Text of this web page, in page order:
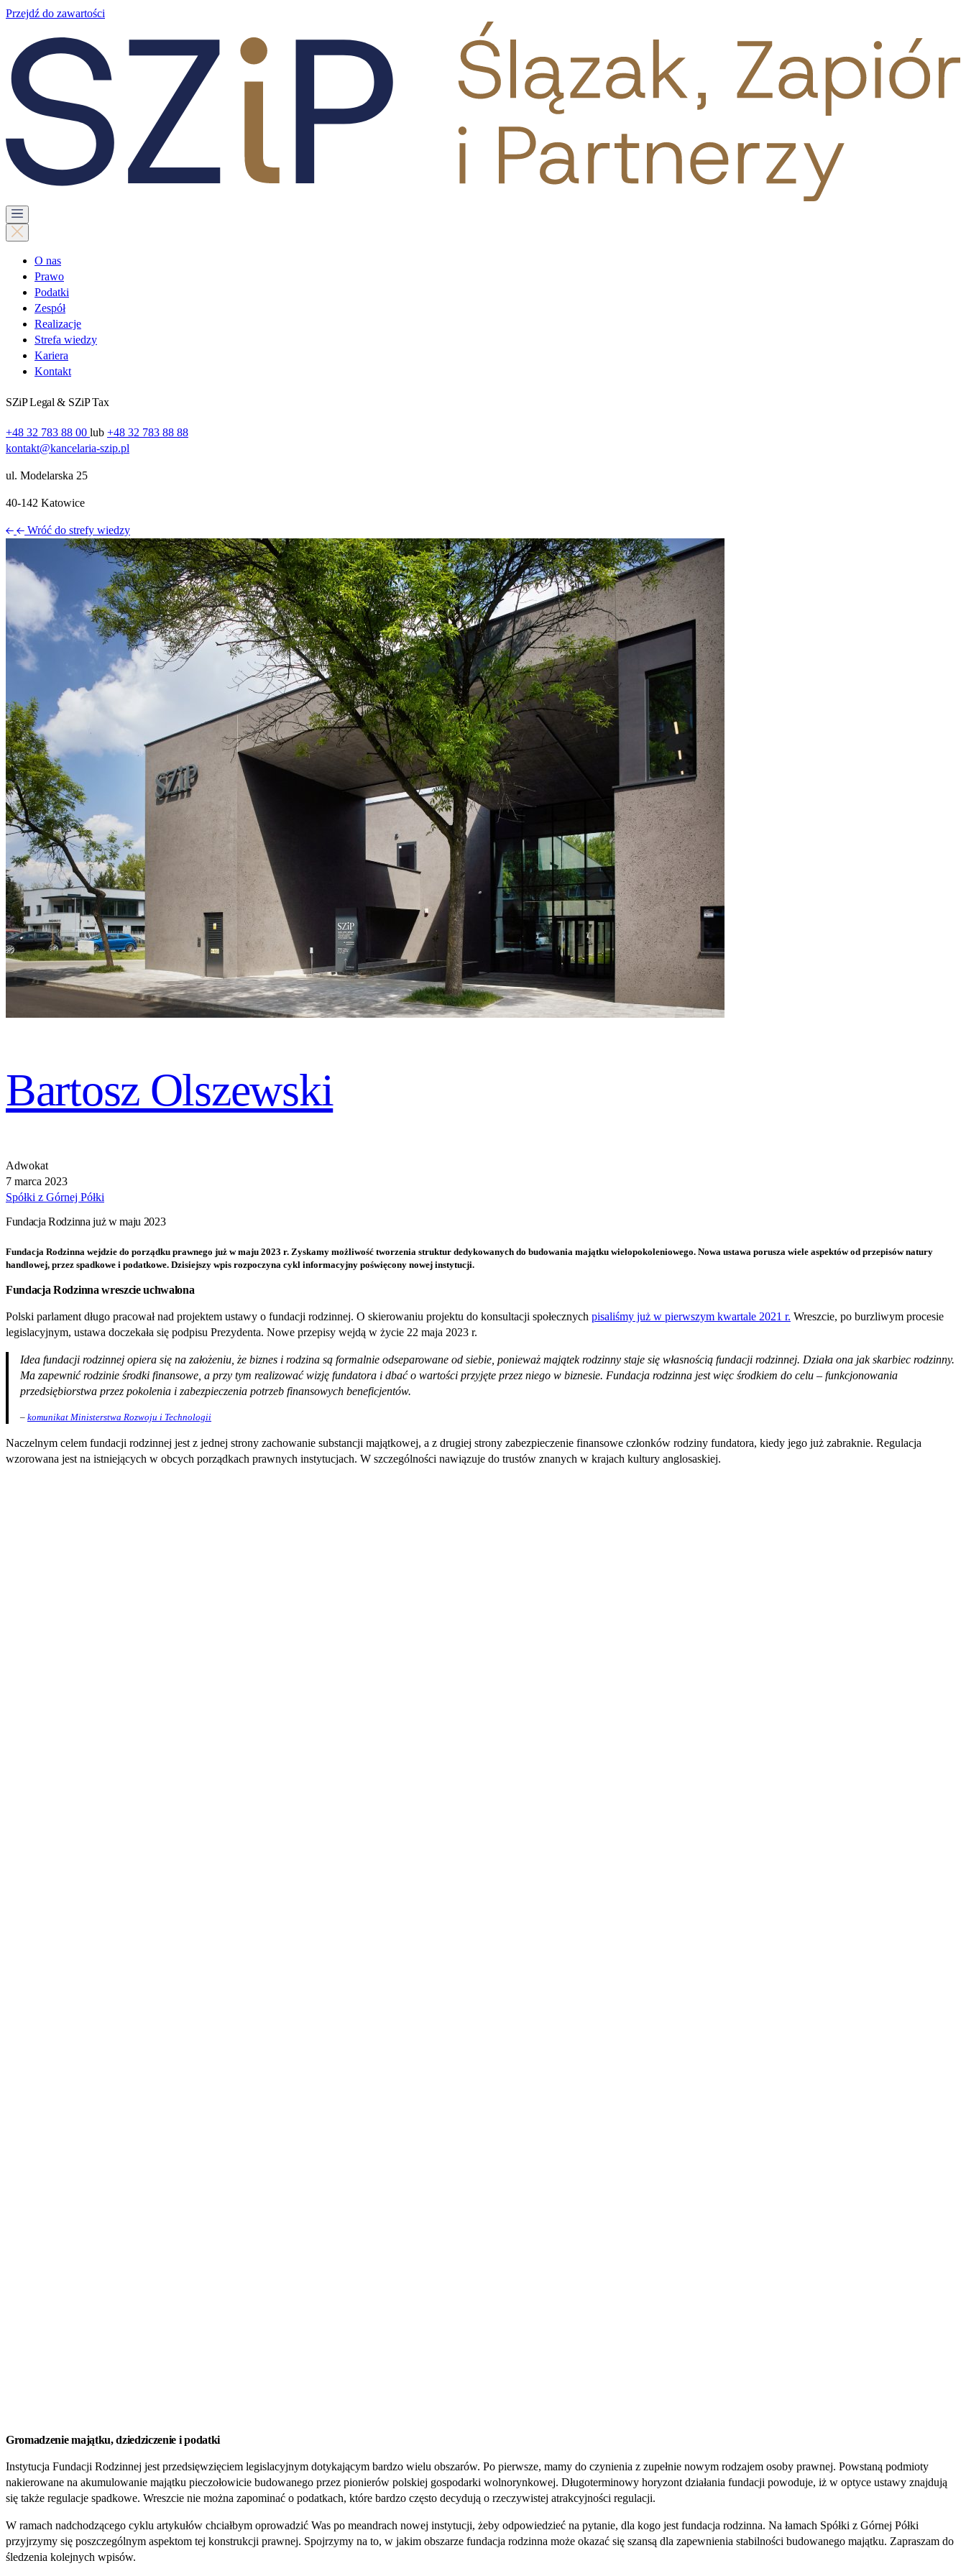
Przejdź do zawartości
O nas
Prawo
Podatki
Zespół
Realizacje
Strefa wiedzy
Kariera
Kontakt
SZiP Legal & SZiP Tax
+48 32 783 88 00 lub +48 32 783 88 88
kontakt@kancelaria-szip.pl
ul. Modelarska 25
40‑142 Katowice
Wróć do strefy wiedzy
Bartosz Olszewski
Adwokat
7 marca 2023
Spółki z Górnej Półki
Fundacja Rodzinna już w maju 2023
Fundacja Rodzinna wejdzie do porządku prawnego już w maju 2023 r. Zyskamy możliwość tworzenia struktur dedykowanych do budowania majątku wielopokoleniowego. Nowa ustawa porusza wiele aspektów od przepisów natury
handlowej, przez spadkowe i podatkowe. Dzisiejszy wpis rozpoczyna cykl informacyjny poświęcony nowej instytucji.
Fundacja Rodzinna wreszcie uchwalona
Polski parlament długo pracował nad projektem ustawy o fundacji rodzinnej. O skierowaniu projektu do konsultacji społecznych pisaliśmy już w pierwszym kwartale 2021 r. Wreszcie, po burzliwym procesie
legislacyjnym, ustawa doczekała się podpisu Prezydenta. Nowe przepisy wejdą w życie 22 maja 2023 r.
Idea fundacji rodzinnej opiera się na założeniu, że biznes i rodzina są formalnie odseparowane od siebie, ponieważ majątek rodzinny staje się własnością fundacji rodzinnej. Działa ona jak skarbiec rodzinny.
Ma zapewnić rodzinie środki finansowe, a przy tym realizować wizję fundatora i dbać o wartości przyjęte przez niego w biznesie. Fundacja rodzinna jest więc środkiem do celu – funkcjonowania
przedsiębiorstwa przez pokolenia i zabezpieczenia potrzeb finansowych beneficjentów.
– komunikat Ministerstwa Rozwoju i Technologii
Naczelnym celem fundacji rodzinnej jest z jednej strony zachowanie substancji majątkowej, a z drugiej strony zabezpieczenie finansowe członków rodziny fundatora, kiedy jego już zabraknie. Regulacja
wzorowana jest na istniejących w obcych porządkach prawnych instytucjach. W szczególności nawiązuje do trustów znanych w krajach kultury anglosaskiej.
Gromadzenie majątku, dziedziczenie i podatki
Instytucja Fundacji Rodzinnej jest przedsięwzięciem legislacyjnym dotykającym bardzo wielu obszarów. Po pierwsze, mamy do czynienia z zupełnie nowym rodzajem osoby prawnej. Powstaną podmioty
nakierowane na akumulowanie majątku pieczołowicie budowanego przez pionierów polskiej gospodarki wolnorynkowej. Długoterminowy horyzont działania fundacji powoduje, iż w optyce ustawy znajdują
się także regulacje spadkowe. Wreszcie nie można zapominać o podatkach, które bardzo często decydują o rzeczywistej atrakcyjności regulacji.
W ramach nadchodzącego cyklu artykułów chciałbym oprowadzić Was po meandrach nowej instytucji, żeby odpowiedzieć na pytanie, dla kogo jest fundacja rodzinna. Na łamach Spółki z Górnej Półki
przyjrzymy się poszczególnym aspektom tej konstrukcji prawnej. Spojrzymy na to, w jakim obszarze fundacja rodzinna może okazać się szansą dla zapewnienia stabilności budowanego majątku. Zapraszam do
śledzenia kolejnych wpisów.